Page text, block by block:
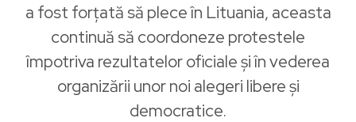
a fost forțată să plece în Lituania, aceasta
continuă să coordoneze protestele
împotriva rezultatelor oficiale și în vederea
organizării unor noi alegeri libere și
democratice.